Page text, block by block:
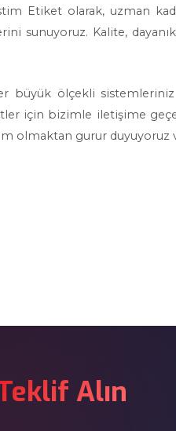
Etiket olarak, uzman
sunuyoruz. Kalite,
ölçekli sistemleriniz
için bizimle iletişime
olmaktan gurur duyuyoruz
Alın